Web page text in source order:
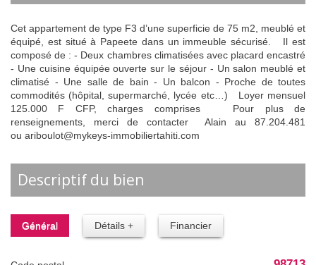
Cet appartement de type F3 d’une superficie de 75 m2, meublé et
équipé, est situé à Papeete dans un immeuble sécurisé. Il est
composé de : - Deux chambres climatisées avec placard encastré
- Une cuisine équipée ouverte sur le séjour - Un salon meublé et
climatisé - Une salle de bain - Un balcon - Proche de toutes
commodités (hôpital, supermarché, lycée etc…) Loyer mensuel
125.000 F CFP, charges comprises Pour plus de
renseignements, merci de contacter Alain au 87.204.481
ou ariboulot@mykeys-immobiliertahiti.com
descriptif du bien
Général Détails + Financier